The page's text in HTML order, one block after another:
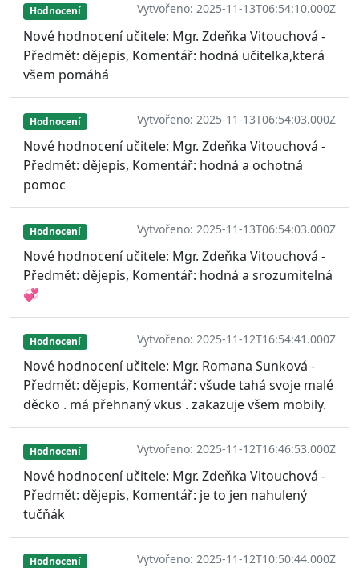
Hodnocení Vytvořeno: 2025-11-13T06:54:10.000Z
Nové hodnocení učitele: Mgr. Zdeňka Vitouchová -
Předmět: dějepis, Komentář: hodná učitelka,která
všem pomáhá
Hodnocení Vytvořeno: 2025-11-13T06:54:03.000Z
Nové hodnocení učitele: Mgr. Zdeňka Vitouchová -
Předmět: dějepis, Komentář: hodná a ochotná
pomoc
Hodnocení Vytvořeno: 2025-11-13T06:54:03.000Z
Nové hodnocení učitele: Mgr. Zdeňka Vitouchová -
Předmět: dějepis, Komentář: hodná a srozumitelná
💞
Hodnocení Vytvořeno: 2025-11-12T16:54:41.000Z
Nové hodnocení učitele: Mgr. Romana Sunková -
Předmět: dějepis, Komentář: všude tahá svoje malé
děcko . má přehnaný vkus . zakazuje všem mobily.
Hodnocení Vytvořeno: 2025-11-12T16:46:53.000Z
Nové hodnocení učitele: Mgr. Zdeňka Vitouchová -
Předmět: dějepis, Komentář: je to jen nahulený
tučňák
Hodnocení Vytvořeno: 2025-11-12T10:50:44.000Z